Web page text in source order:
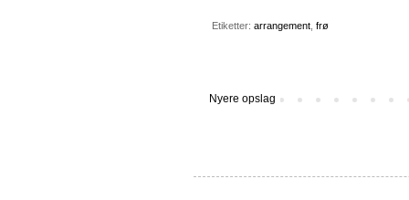
Etiketter: arrangement frø
Nyere opslag